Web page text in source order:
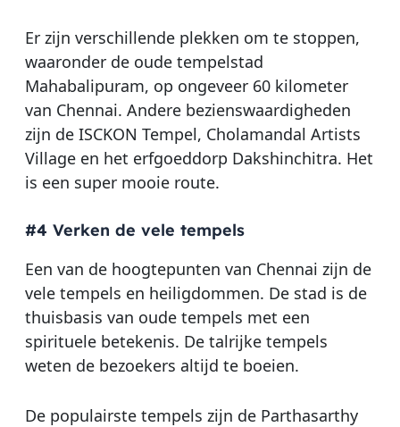
Er zijn verschillende plekken om te stoppen,
waaronder de oude tempelstad
Mahabalipuram, op ongeveer 60 kilometer
van Chennai. Andere bezienswaardigheden
zijn de ISCKON Tempel, Cholamandal Artists
Village en het erfgoeddorp Dakshinchitra. Het
is een super mooie route.
#4 Verken de vele tempels
Een van de hoogtepunten van Chennai zijn de
vele tempels en heiligdommen. De stad is de
thuisbasis van oude tempels met een
spirituele betekenis. De talrijke tempels
weten de bezoekers altijd te boeien.
De populairste tempels zijn de Parthasarthy